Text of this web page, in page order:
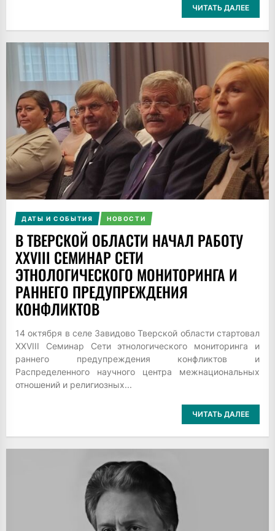
ЧИТАТЬ ДАЛЕЕ
ДАТЫ И СОБЫТИЯ НОВОСТИ
В ТВЕРСКОЙ ОБЛАСТИ НАЧАЛ РАБОТУ
XXVIII СЕМИНАР СЕТИ
ЭТНОЛОГИЧЕСКОГО МОНИТОРИНГА И
РАННЕГО ПРЕДУПРЕЖДЕНИЯ
КОНФЛИКТОВ
14 октября в селе Завидово Тверской области стартовал
XXVIII Семинар Сети этнологического мониторинга и
раннего предупреждения конфликтов и
Распределенного научного центра межнациональных
отношений и религиозных...
ЧИТАТЬ ДАЛЕЕ